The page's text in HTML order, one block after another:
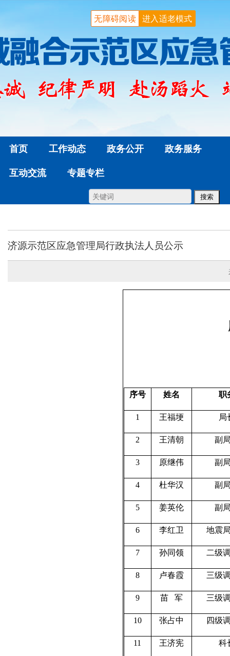
进入适老模式
无障碍阅读
首页 工作动态 政务公开 政务服务
互动交流 专题专栏
济源示范区应急管理局行政执法人员公示
序号 姓名 职
1 王福埂 局
2 王清朝 副
3 原继伟 副
4 杜华汉 副
5 姜英伦 副
6 李红卫 地震
7 孙同领 二级
8 卢春霞 三级
9 苗 军 三级
10 张占中 四级
11 王济宪 科